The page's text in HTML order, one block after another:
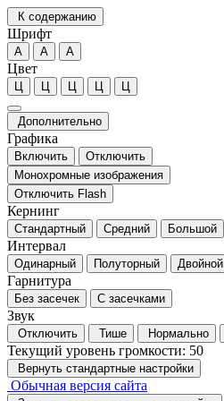
К содержанию
Шрифт
А А А
Цвет
Ц Ц Ц Ц Ц
Дополнительно
Графика
Включить
Отключить
Монохромные изображения
Отключить Flash
Кернинг
Стандартный Средний Большой
Интервал
Одинарный Полуторный Двойной
Гарнитура
Без засечек С засечками
Звук
Отключить Тише Нормально
Текущий уровень громкости: 50
Вернуть стандартные настройки
Обычная версия сайта